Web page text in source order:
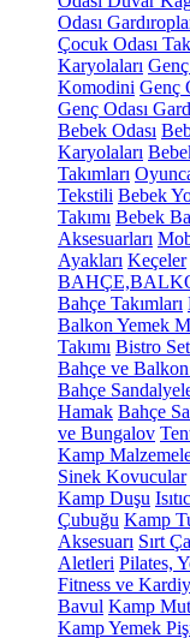
Odası
Çocuk Odası
Karyolaları Genç
Komodini Genç
Genç Odası
Bebek Odası
Karyolaları
Takımları
Tekstili Bebek
Takımı Bebek
Aksesuarları
Ayakları Keçeler
Bahçe Takımları
Balkon Yemek
Takımı Bistro
Bahçe ve Balkon
Bahçe
Hamak Bahçe
ve Bungalov
Kamp
Sinek Kovucular
Kamp Duşu
Çubuğu Kamp
Aksesuarı Sırt
Aletleri Pilates,
Fitness ve
Bavul Kamp
Kamp Yemek